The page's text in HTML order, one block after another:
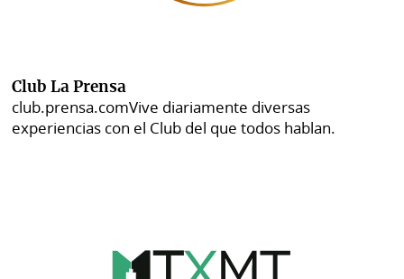
Club La Prensa
club.prensa.comVive diariamente diversas
experiencias con el Club del que todos hablan.